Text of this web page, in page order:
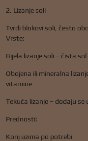
2. Lizanje soli
Tvrdi blokovi soli, često
Vrste:
Bijela lizanje soli – čista sol
Obojena ili mineralna
vitamine
Tekuća lizanje – dodaju se
Prednosti:
Konj uzima po potrebi